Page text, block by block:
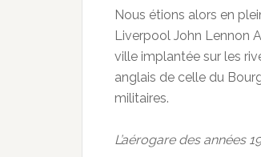
Nous étions alors en
Liverpool John Lennon
ville implantée sur les
anglais de celle du
militaires.
L’aérogare des années